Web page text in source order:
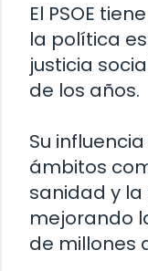
El PSOE
la política
justicia
de los años.
Su
ámbitos
sanidad y
mejorando
de millones